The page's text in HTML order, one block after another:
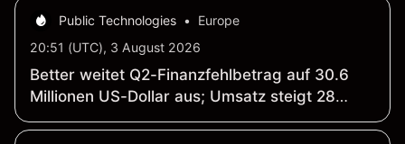
Public Technologies •
Europe
20:51 (UTC), 3 August 2026
Better weitet Q2-Finanzfehlbetrag auf 30.6
Millionen US-Dollar aus; Umsatz steigt 28
Prozent auf 54.7 Millionen US-Dollar